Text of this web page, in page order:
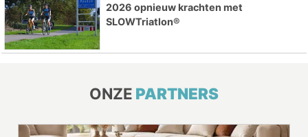
2026 opnieuw krachten met
SLOWTriatlon®
ONZE PARTNERS